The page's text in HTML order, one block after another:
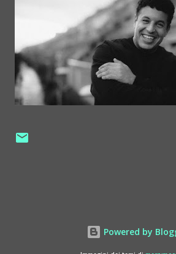
Powered by